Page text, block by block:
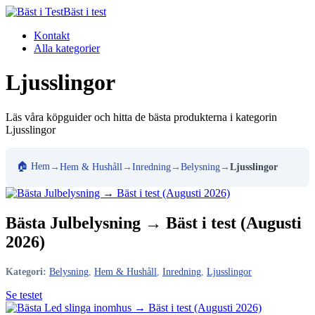
Bäst i test
Kontakt
Alla kategorier
Ljusslingor
Läs våra köpguider och hitta de bästa produkterna i kategorin
Ljusslingor
🏠 Hem →Hem & Hushåll→Inredning→Belysning→Ljusslingor
Bästa Julbelysning → Bäst i test (Augusti
2026)
Kategori: Belysning Hem & Hushåll Inredning Ljusslingor
Se testet